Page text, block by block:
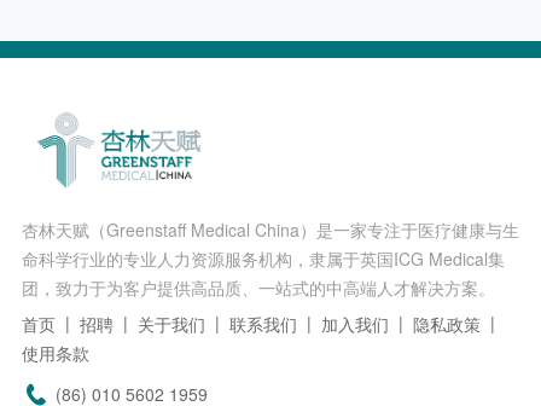
杏林天赋（Greenstaff Medical China）是一家专注于医疗健康与生
命科学行业的专业人力资源服务机构，隶属于英国ICG Medical集
团，致力于为客户提供高品质、一站式的中高端人才解决方案。
首页
招聘 关于我们 联系我们 加入我们
隐私政策
使用条款
(86) 010 5602 1959